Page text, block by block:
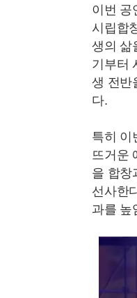
이번 공
시립합
생의 삶
기부터
생 전반
다.
특히 이
뜨거운
을 합창
선사한
과를 높